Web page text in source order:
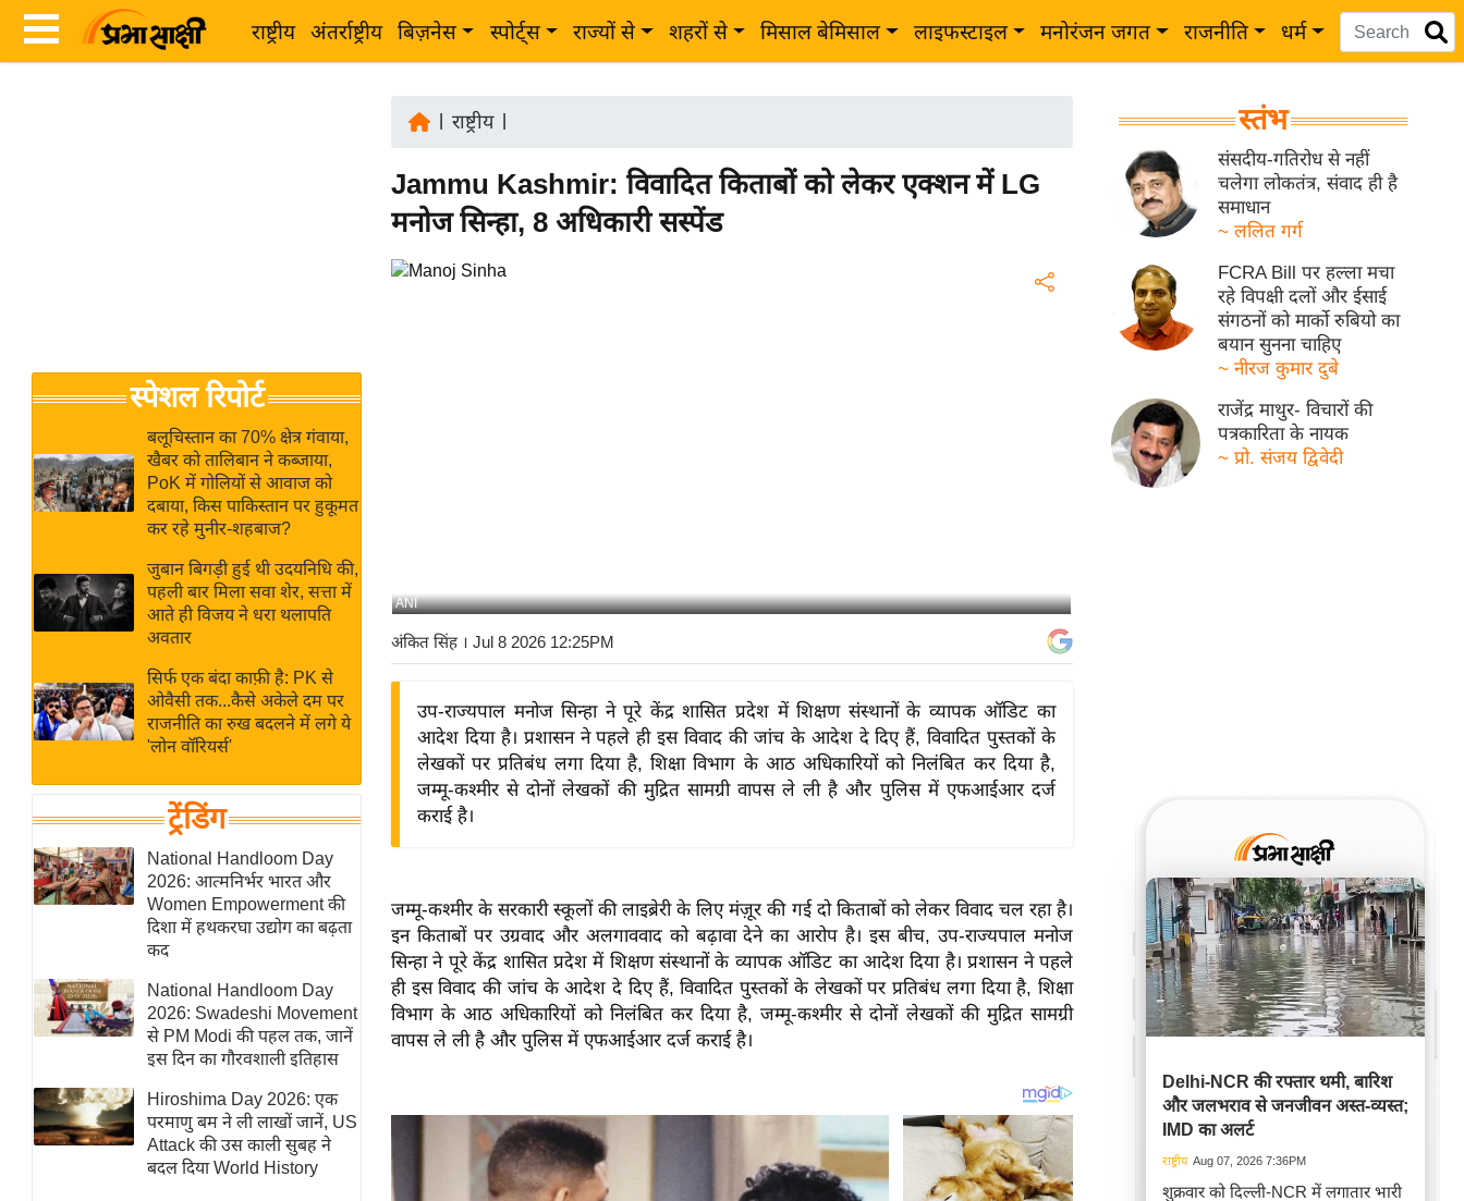
राष्ट्रीय अंतर्राष्ट्रीय बिज़नेस स्पोर्ट्स राज्यों से शहरों से मिसाल बेमिसाल लाइफस्टाइल मनोरंजन जगत राजनीति धर्म
Breaking
News in
Hindi
Hindi
Videos
जगत
राय
बजट
IPL
2026
ई-पेपर
मिसाल बेमिसाल
शख्सियत
यंग इंडिया
साहित्य जगत
ऑटो वर्ल्ड
न्यूज ब्रीफ
मनोरंजन जगत
बॉलीवुड
हॉलीवुड
फिल्म समीक्षा
Breaking
News
लाइफस्टाइल
टेक्नॉलॉजी
स्पेशल रिपोर्ट
बलूचिस्तान का 70% क्षेत्र गंवाया,
खैबर को तालिबान ने कब्जाया,
PoK में गोलियों से आवाज को
दबाया, किस पाकिस्तान पर हुकूमत
कर रहे मुनीर-शहबाज?
जुबान बिगड़ी हुई थी उदयनिधि की,
पहली बार मिला सवा शेर, सत्ता में
आते ही विजय ने धरा थलापति
अवतार
सिर्फ एक बंदा काफ़ी है: PK से
ओवैसी तक...कैसे अकेले दम पर
राजनीति का रुख बदलने में लगे ये
'लोन वॉरियर्स'
ट्रेंडिंग
National Handloom Day
2026: आत्मनिर्भर भारत और
Women Empowerment की
दिशा में हथकरघा उद्योग का बढ़ता
कद
National Handloom Day
2026: Swadeshi Movement
से PM Modi की पहल तक, जानें
इस दिन का गौरवशाली इतिहास
Hiroshima Day 2026: एक
परमाणु बम ने ली लाखों जानें, US
Attack की उस काली सुबह ने
बदल दिया World History
राष्ट्रीय|
Jammu Kashmir: विवादित किताबों को लेकर एक्शन में LG
मनोज सिन्हा, 8 अधिकारी सस्पेंड
ANI
अंकित सिंह। Jul 8 2026 12:25PM
उप-राज्यपाल मनोज सिन्हा ने पूरे केंद्र शासित प्रदेश में शिक्षण संस्थानों के व्यापक ऑडिट का
आदेश दिया है। प्रशासन ने पहले ही इस विवाद की जांच के आदेश दे दिए हैं, विवादित पुस्तकों के
लेखकों पर प्रतिबंध लगा दिया है, शिक्षा विभाग के आठ अधिकारियों को निलंबित कर दिया है,
जम्मू-कश्मीर से दोनों लेखकों की मुद्रित सामग्री वापस ले ली है और पुलिस में एफआईआर दर्ज
कराई है।
जम्मू-कश्मीर के सरकारी स्कूलों की लाइब्रेरी के लिए मंज़ूर की गई दो किताबों को लेकर विवाद चल रहा है।
इन किताबों पर उग्रवाद और अलगाववाद को बढ़ावा देने का आरोप है। इस बीच, उप-राज्यपाल मनोज
सिन्हा ने पूरे केंद्र शासित प्रदेश में शिक्षण संस्थानों के व्यापक ऑडिट का आदेश दिया है। प्रशासन ने पहले
ही इस विवाद की जांच के आदेश दे दिए हैं, विवादित पुस्तकों के लेखकों पर प्रतिबंध लगा दिया है, शिक्षा
विभाग के आठ अधिकारियों को निलंबित कर दिया है, जम्मू-कश्मीर से दोनों लेखकों की मुद्रित सामग्री
वापस ले ली है और पुलिस में एफआईआर दर्ज कराई है।
स्तंभ
संसदीय-गतिरोध से नहीं
चलेगा लोकतंत्र, संवाद ही है
समाधान
~ ललित गर्ग
FCRA Bill पर हल्ला मचा
रहे विपक्षी दलों और ईसाई
संगठनों को मार्को रुबियो का
बयान सुनना चाहिए
~ नीरज कुमार दुबे
राजेंद्र माथुर- विचारों की
पत्रकारिता के नायक
~ प्रो. संजय द्विवेदी
Delhi-NCR की रफ्तार थमी, बारिश
और जलभराव से जनजीवन अस्त-व्यस्त;
IMD का अलर्ट
राष्ट्रीय Aug 07, 2026 7:36PM
शुक्रवार को दिल्ली-NCR में लगातार भारी